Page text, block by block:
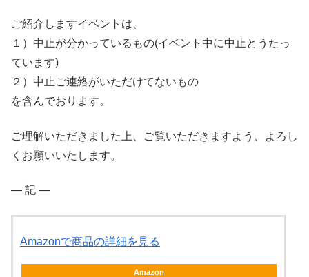
ご紹介しますイベントは、
１）中止が分かっているもの(イベント中に中止とうたっ
ています)
２）中止ご連絡がいただけてないもの
を含んでおります。
ご理解いただきました上、ご覧いただきますよう、よろし
くお願いいたします。
― 記 ―
Amazonで商品の詳細を見る
Amazon